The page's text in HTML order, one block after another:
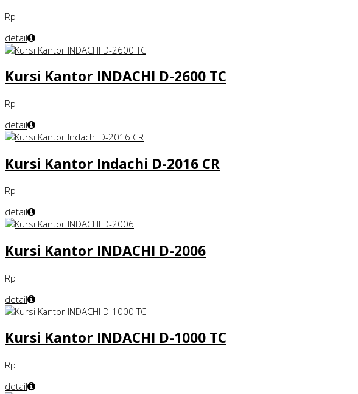
Rp
detail
Kursi Kantor INDACHI D-2600 TC
Rp
detail
Kursi Kantor Indachi D-2016 CR
Rp
detail
Kursi Kantor INDACHI D-2006
Rp
detail
Kursi Kantor INDACHI D-1000 TC
Rp
detail